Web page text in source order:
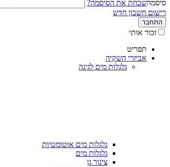
סיסמהשכחת את הסיסמה?
רישום חשבון חדש
התחבר
זכור אותי
תפריט
אביזרי השקיה
גלגלות מים לגינה
גלגלות מים אוטומטיות
גלגלות מים
צינור גן